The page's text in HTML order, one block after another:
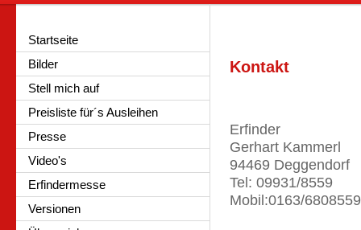
Startseite
Bilder
Stell mich auf
Preisliste für´s Ausleihen
Presse
Video's
Erfindermesse
Versionen
Kontakt
Erfinder
Gerhart Kammerl
94469 Deggendorf
Tel: 09931/8559
Mobil:0163/6808559